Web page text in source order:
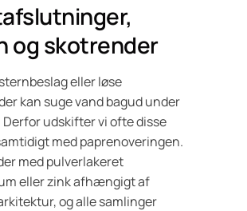
og skotrender
eller løse
kan suge vand bagud under
Derfor udskifter vi ofte disse
med paprenoveringen.
med pulverlakeret
eller zink afhængigt af
og alle samlinger